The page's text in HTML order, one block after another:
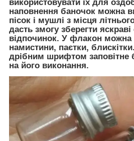
використовувати їх для
наповнення баночок можна
пісок і мушлі з місця
дасть змогу зберегти
відпочинок. У флакон можна
намистини, паєтки,
дрібним шрифтом заповітне
на його виконання.